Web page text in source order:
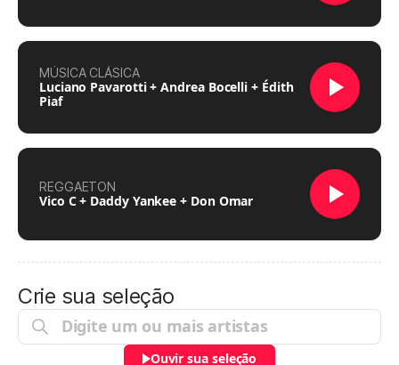
MÚSICA CLÁSICA
Luciano Pavarotti + Andrea Bocelli + Édith
Piaf
REGGAETON
Vico C + Daddy Yankee + Don Omar
Crie sua seleção
Ouvir sua seleção